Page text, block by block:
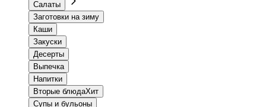
Салаты
Заготовки на зиму
Каши
Закуски
Десерты
Выпечка
Напитки
Вторые блюдаХит
Супы и бульоны